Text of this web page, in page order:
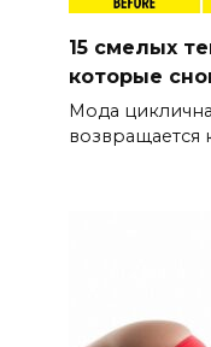
15 смелых
которые
Мода
возвращается